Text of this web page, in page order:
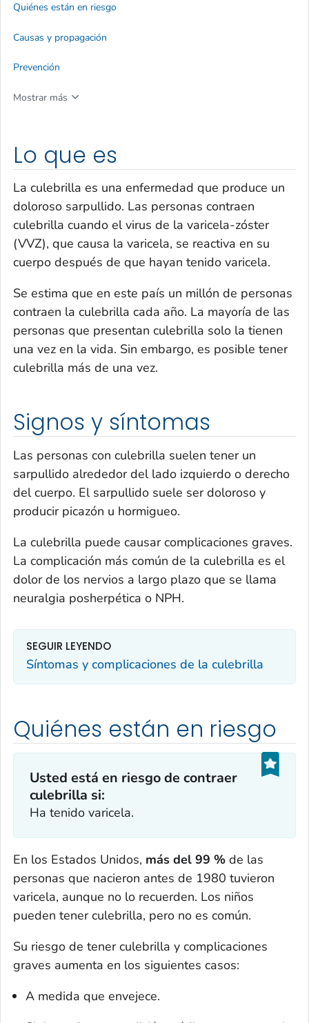
Lo que es
La culebrilla es una enfermedad que produce un
doloroso sarpullido. Las personas contraen
culebrilla cuando el virus de la varicela-zóster
(VVZ), que causa la varicela, se reactiva en su
cuerpo después de que hayan tenido varicela.
Se estima que en este país un millón de personas
contraen la culebrilla cada año. La mayoría de las
personas que presentan culebrilla solo la tienen
una vez en la vida. Sin embargo, es posible tener
culebrilla más de una vez.
Signos y síntomas
Las personas con culebrilla suelen tener un
sarpullido alrededor del lado izquierdo o derecho
del cuerpo. El sarpullido suele ser doloroso y
producir picazón u hormigueo.
La culebrilla puede causar complicaciones graves.
La complicación más común de la culebrilla es el
dolor de los nervios a largo plazo que se llama
neuralgia posherpética o NPH.
SEGUIR LEYENDO
Síntomas y complicaciones de la culebrilla
Quiénes están en riesgo
Usted está en riesgo de contraer
culebrilla si:
Ha tenido varicela.
En los Estados Unidos, más del 99 % de las
personas que nacieron antes de 1980 tuvieron
varicela, aunque no lo recuerden. Los niños
pueden tener culebrilla, pero no es común.
Su riesgo de tener culebrilla y complicaciones
graves aumenta en los siguientes casos:
A medida que envejece.
Quiénes están en riesgo
Causas y propagación
Prevención
Mostrar más